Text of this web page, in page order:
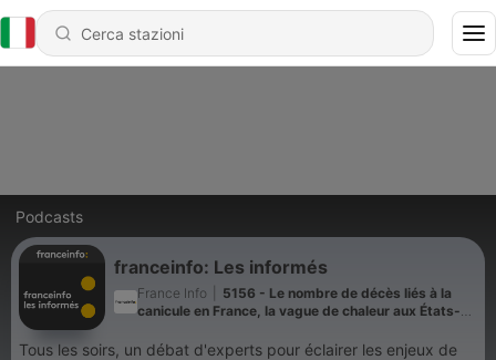
Podcasts
franceinfo: Les informés
France Info
5156 - Le nombre de décès liés à la
canicule en France, la vague de chaleur aux États-
de franceinfo du vendredi 03 juillet 2026
Tous les soirs, un débat d'experts pour éclairer les enjeux de